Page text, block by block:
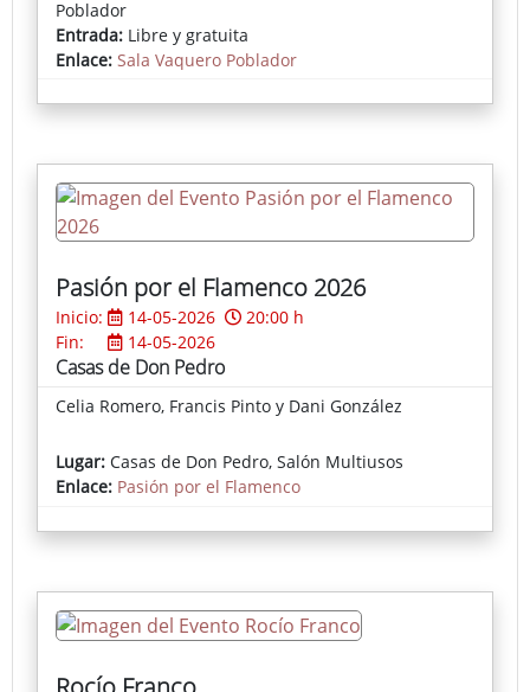
fotografía y el objeto, trazando un recorrido por
materiales y relatos arraigados en el Alentejo. La
muestra incluye la obra de tres artistas pacenses:
despacio, escuchar al territorio y reconocer en él sus
cicatrices y transformaciones.
Poblador
Entrada: Libre y gratuita
Enlace: Sala Vaquero Poblador
Pasión por el Flamenco 2026
Inicio: 14-05-2026
20:00 h
Fin:
14-05-2026
Casas de Don Pedro
Celia Romero, Francis Pinto y Dani González
Lugar: Casas de Don Pedro, Salón Multiusos
Enlace: Pasión por el Flamenco